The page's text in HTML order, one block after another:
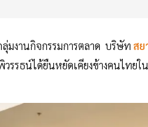
มงานกิจกรรมการตลาด บริษัท สย
วรรธน์ได้ยืนหยัดเคียงข้างคนไท